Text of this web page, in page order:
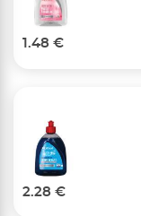
1.48 €
2.28 €